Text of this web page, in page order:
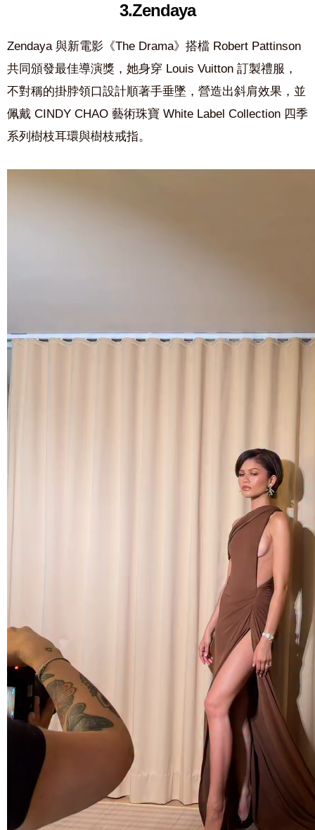
3.Zendaya
Zendaya 與新電影《The Drama》搭檔 Robert Pattinson
共同頒發最佳導演獎，她身穿 Louis Vuitton 訂製禮服，
不對稱的掛脖領口設計順著手垂墜，營造出斜肩效果，並
佩戴 CINDY CHAO 藝術珠寶 White Label Collection 四季
系列樹枝耳環與樹枝戒指。